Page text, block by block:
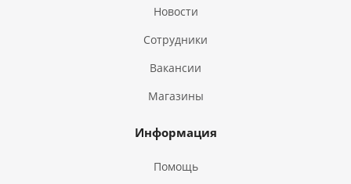
Новости
Сотрудники
Вакансии
Магазины
Информация
Помощь